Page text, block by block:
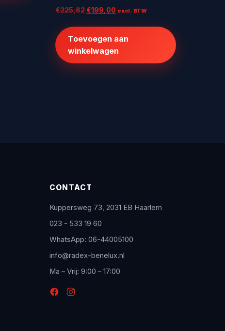
€225,62Oorspronkelijke
€225,62.
€199,00 Huidige
€199,00.
excl. BTW
Toevoegen aan
winkelwagen
CONTACT
Kuppersweg 73, 2031 EB Haarlem
023 - 533 19 60
WhatsApp: 06-44005100
info@radex-benelux.nl
Ma – Vrij: 9:00 – 17:00